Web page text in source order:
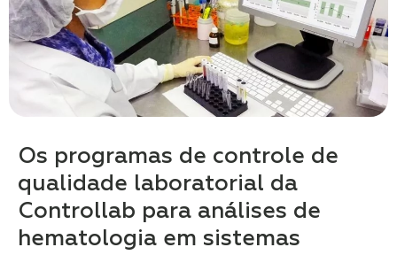
Os programas de controle de
qualidade laboratorial da
Controllab para análises de
hematologia em sistemas